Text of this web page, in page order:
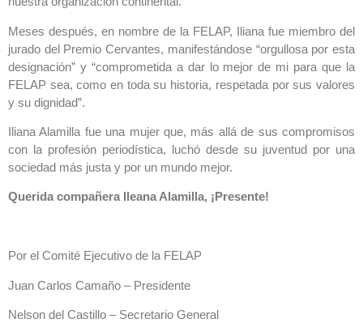
Meses después, en nombre de la FELAP, Iliana fue miembro del
jurado del Premio Cervantes, manifestándose “orgullosa por esta
designación” y “comprometida a dar lo mejor de mi para que la
FELAP sea, como en toda su historia, respetada por sus valores
y su dignidad”.
Iliana Alamilla fue una mujer que, más allá de sus compromisos
con la profesión periodística, luchó desde su juventud por una
sociedad más justa y por un mundo mejor.
Querida compañera Ileana Alamilla, ¡Presente!
Por el Comité Ejecutivo de la FELAP
Juan Carlos Camaño – Presidente
Nelson del Castillo – Secretario General